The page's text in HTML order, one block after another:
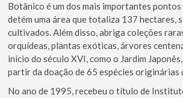
Botânico é um dos mais importantes
detém uma área que totaliza 137 hectares,
cultivados. Além disso, abriga coleções
orquídeas, plantas exóticas, árvores
início do século XVI, como o Jardim
partir da doação de 65 espécies originárias
No ano de 1995, recebeu o título de